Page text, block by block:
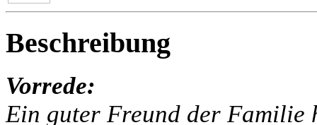
Beschreibung
Vorrede:
Ein guter Freund der